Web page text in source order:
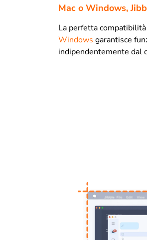
Mac o Windows,
La perfetta
Windows garantisce
indipendentemente dal